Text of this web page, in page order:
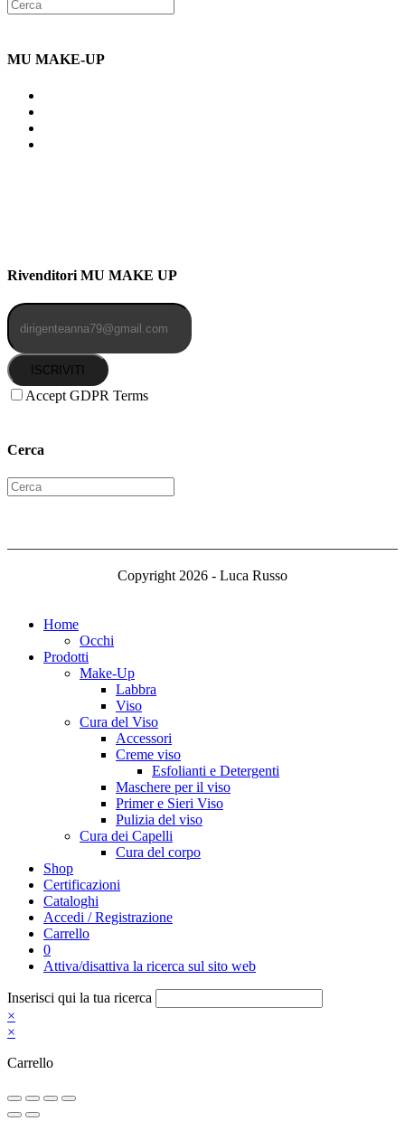
MU MAKE-UP
Rivenditori MU MAKE UP
ISCRIVITI
Accept GDPR Terms
Cerca
Copyright 2026 - Luca Russo
Home
Occhi
Prodotti
Make-Up
Labbra
Viso
Cura del Viso
Accessori
Creme viso
Esfolianti e Detergenti
Maschere per il viso
Primer e Sieri Viso
Pulizia del viso
Cura dei Capelli
Cura del corpo
Shop
Certificazioni
Cataloghi
Accedi / Registrazione
Carrello
0
Attiva/disattiva la ricerca sul sito web
Inserisci qui la tua ricerca
×
×
Carrello